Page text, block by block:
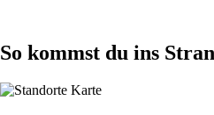
So kommst du ins